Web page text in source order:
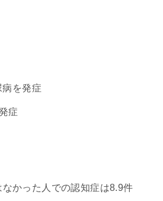
を発症
症
かった人での認知症は8.9件